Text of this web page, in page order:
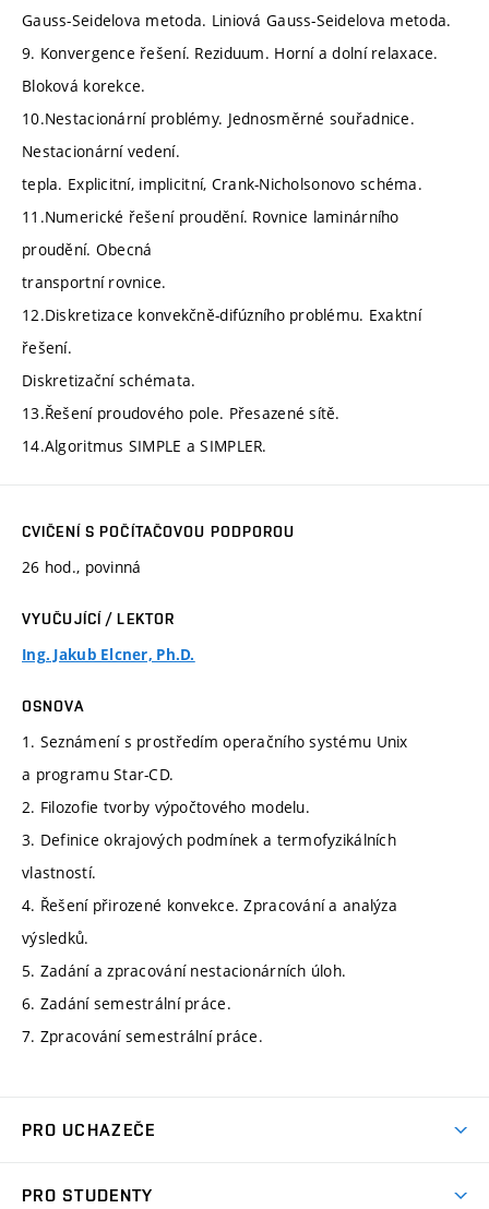
Gauss-Seidelova metoda. Liniová Gauss-Seidelova metoda.
9. Konvergence řešení. Reziduum. Horní a dolní relaxace.
Bloková korekce.
10.Nestacionární problémy. Jednosměrné souřadnice.
Nestacionární vedení.
tepla. Explicitní, implicitní, Crank-Nicholsonovo schéma.
11.Numerické řešení proudění. Rovnice laminárního
proudění. Obecná
transportní rovnice.
12.Diskretizace konvekčně-difúzního problému. Exaktní
řešení.
Diskretizační schémata.
13.Řešení proudového pole. Přesazené sítě.
14.Algoritmus SIMPLE a SIMPLER.
CVIČENÍ S POČÍTAČOVOU PODPOROU
26 hod., povinná
VYUČUJÍCÍ / LEKTOR
Ing. Jakub Elcner, Ph.D.
OSNOVA
1. Seznámení s prostředím operačního systému Unix
a programu Star-CD.
2. Filozofie tvorby výpočtového modelu.
3. Definice okrajových podmínek a termofyzikálních
vlastností.
4. Řešení přirozené konvekce. Zpracování a analýza
výsledků.
5. Zadání a zpracování nestacionárních úloh.
6. Zadání semestrální práce.
7. Zpracování semestrální práce.
PRO UCHAZEČE
PRO STUDENTY